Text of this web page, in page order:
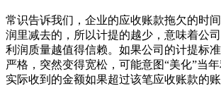
常识告诉我们，企业的应收账款拖欠的时
润里减去的，所以计提的越少，意味着公
利润质量越值得信赖。如果公司的计提标
严格，突然变得宽松，可能意图“美化”当
实际收到的金额如果超过该笔应收账款的